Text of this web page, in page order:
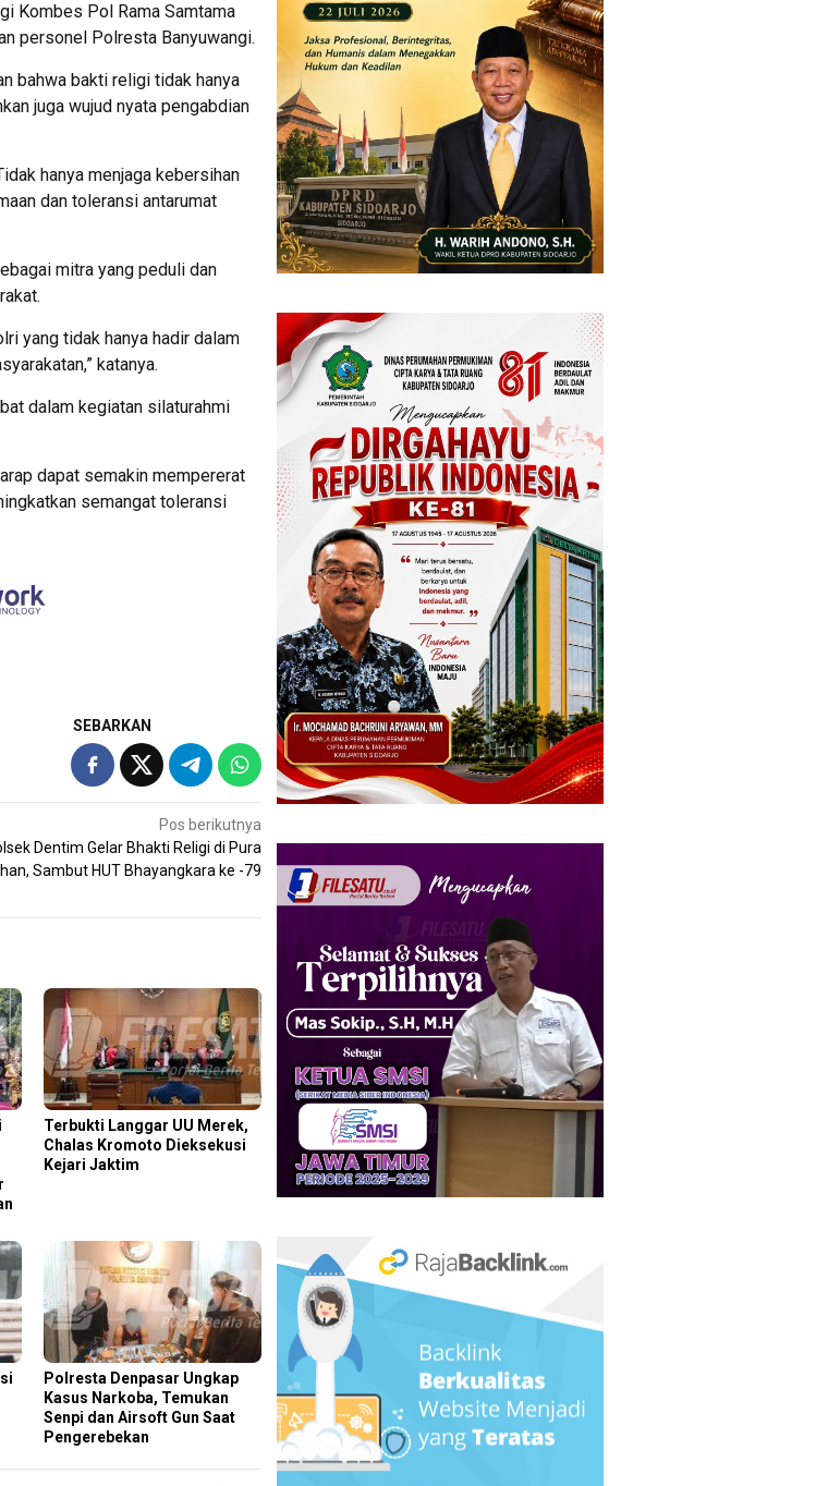
Kombes Pol Rama Samtama
personel Polresta Banyuwangi.
bahwa bakti religi tidak hanya
juga wujud nyata pengabdian
hanya menjaga kebersihan
dan toleransi antarumat
mitra yang peduli dan
yang tidak hanya hadir dalam
katanya.
dalam kegiatan silaturahmi
dapat semakin mempererat
semangat toleransi
SEBARKAN
Pos berikutnya
Dentim Gelar Bhakti Religi di Pura
Sambut HUT Bhayangkara ke -79
Terbukti Langgar UU Merek,
Chalas Kromoto Dieksekusi
Kejari Jaktim
Polresta Denpasar Ungkap
Kasus Narkoba, Temukan
Senpi dan Airsoft Gun Saat
Pengerebekan